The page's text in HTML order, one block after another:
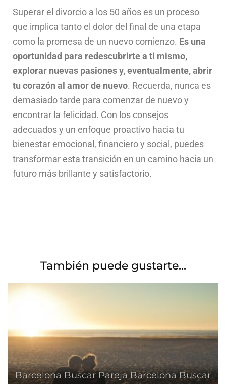
Superar el divorcio a los 50 años es un proceso
que implica tanto el dolor del final de una etapa
como la promesa de un nuevo comienzo. Es una
oportunidad para redescubrirte a ti mismo,
explorar nuevas pasiones y, eventualmente, abrir
tu corazón al amor de nuevo. Recuerda, nunca es
demasiado tarde para comenzar de nuevo y
encontrar la felicidad. Con los consejos
adecuados y un enfoque proactivo hacia tu
bienestar emocional, financiero y social, puedes
transformar esta transición en un camino hacia un
futuro más brillante y satisfactorio.
También puede gustarte...
Barcelona Buscar Pareja Barcelona Buscar